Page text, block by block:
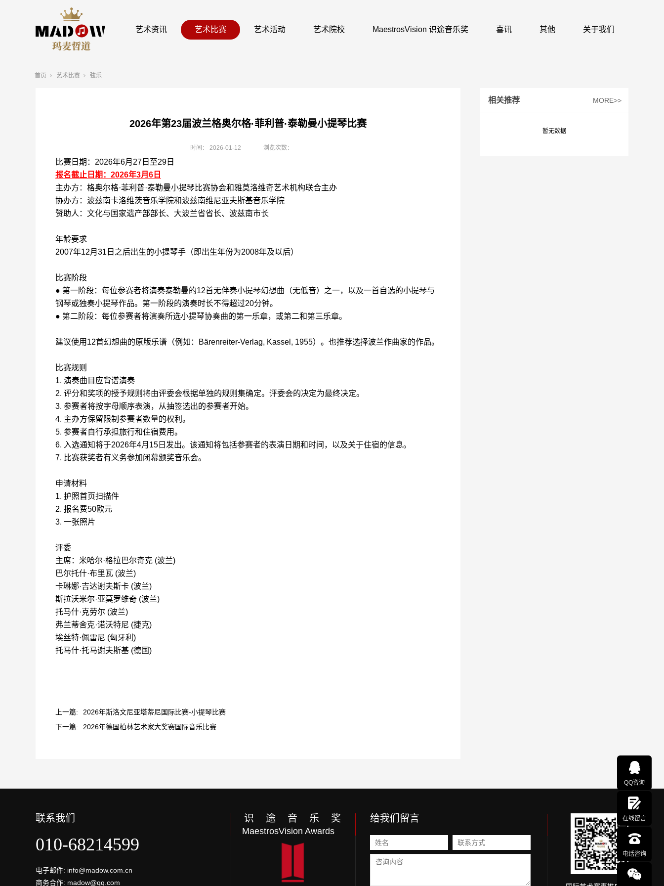
艺术资讯 艺术比赛 艺术活动 艺术院校 MaestrosVision 识途音乐奖 喜讯 其他 关于我们
首页 艺术比赛 弦乐
2026年第23届波兰格奥尔格·菲利普·泰勒曼小提琴比赛
时间： 2026-01-12 浏览次数：
比赛日期： 2026年6月 27 日至29 日
报名截止日期： 2026年3月 6 日
主办方：格奥尔格·菲利普·泰勒曼小提琴比赛协会和雅莫洛维奇艺术机构联合主办
协办方：波兹南卡洛维茨音乐学院和波兹南维尼亚夫斯基音乐学院
赞助人：文化与国家遗产部部长、大波兰省省长、波兹南市长
年龄要求
2007年12月 31 日之后出生的小提琴手 （即出生年份为2008年及以后）
比赛阶段
● 第一阶段：每位参赛者将演奏泰勒曼的12首无伴奏小提琴幻想曲 （无低音） 之一，以及一首自选的小提琴与
钢琴或独奏小提琴作品。第一阶段的演奏时长不得超过20分钟。
● 第二阶段：每位参赛者将演奏所选小提琴协奏曲的第一乐章，或第二和第三乐章。
建议使用 12首幻想曲的原版乐谱（例如： Bärenreiter-Verlag, Kassel, 1955）。也推荐选择波兰作曲家的作品。
比赛规则
1. 演奏曲目应背谱演奏
2. 评分和奖项的授予规则将由评委会根据单独的规则集确定。评委会的决定为最终决定。
3. 参赛者将按字母顺序表演，从抽签选出的参赛者开始。
4. 主办方保留限制参赛者数量的权利。
5. 参赛者自行承担旅行和住宿费用。
6. 入选通知将于2026年4月 15 日发出。该通知将包括参赛者的表演日期和时间，以及关于住宿的信息。
7. 比赛获奖者有义务参加闭幕颁奖音乐会。
申请材料
1. 护照首页扫描件
2. 报名费50欧元
3. 一张照片
评委
主席：米哈尔·格拉巴尔奇克 (波兰)
巴尔托什·布里瓦 (波兰)
卡琳娜·吉达谢夫斯卡 (波兰)
斯拉沃米尔·亚莫罗维奇 (波兰)
托马什·克劳尔 (波兰)
弗兰蒂舍克·诺沃特尼 (捷克)
埃丝特·佩雷尼 (匈牙利 )
托马什·托马谢夫斯基 (德国)
上一篇:
2026年斯洛文尼亚塔蒂尼国际比赛-小提琴比赛
下一篇:
2026年德国柏林艺术家大奖赛国际音乐比赛
相关推荐 MORE>>
暂无数据
联系我们
010-68214599
电子邮件: info@madow.com.cn
商务合作: madow@qq.com
识 途 音 乐 奖
MaestrosVision Awards
给我们留言
QQ咨询
在线留言
电话咨询